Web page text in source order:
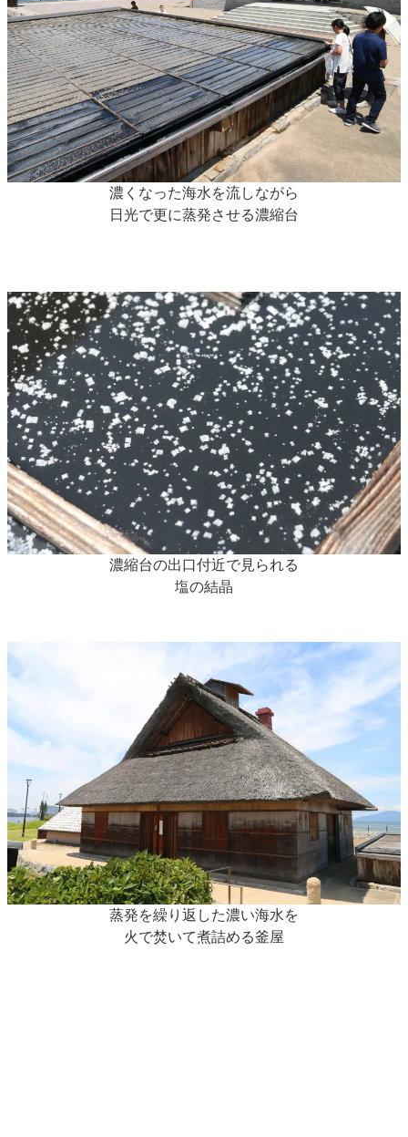
濃くなった海水を流しながら
日光で更に蒸発させる濃縮台
濃縮台の出口付近で見られる
塩の結晶
蒸発を繰り返した濃い海水を
火で焚いて煮詰める釜屋